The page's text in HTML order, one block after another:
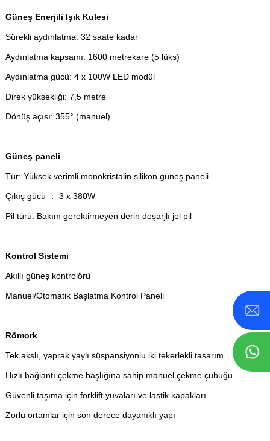
Güneş Enerjili Işık Kulesi
Sürekli aydınlatma: 32 saate kadar
Aydınlatma kapsamı: 1600 metrekare (5 lüks)
Aydınlatma gücü: 4 x 100W LED modül
Direk yüksekliği: 7,5 metre
Dönüş açısı: 355° (manuel)
Güneş paneli
Tür: Yüksek verimli monokristalin silikon güneş paneli
Çıkış gücü ： 3 x 380W
Pil türü: Bakım gerektirmeyen derin deşarjlı jel pil
Kontrol Sistemi
Akıllı güneş kontrolörü
Manuel/Otomatik Başlatma Kontrol Paneli
Römork
Tek akslı, yaprak yaylı süspansiyonlu iki tekerlekli tasarım
Hızlı bağlantı çekme başlığına sahip manuel çekme çubuğu
Güvenli taşıma için forklift yuvaları ve lastik kapakları
Zorlu ortamlar için son derece dayanıklı yapı